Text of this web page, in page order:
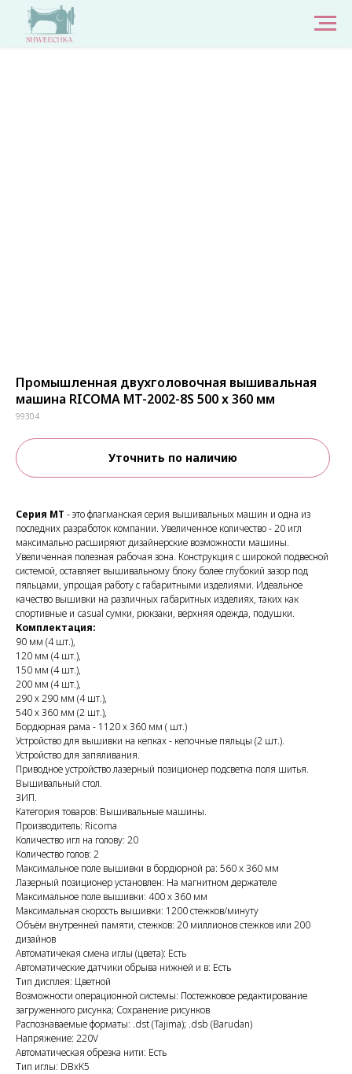
Промышленная двухголовочная вышивальная
машина RICOMA MT-2002-8S 500 x 360 мм
99304
Уточнить по наличию
Серия MT - это флагманская серия вышивальных машин и одна из
последних разработок компании. Увеличенное количество - 20 игл
максимально расширяют дизайнерские возможности машины.
Увеличенная полезная рабочая зона. Конструкция с широкой подвесной
системой, оставляет вышивальному блоку более глубокий зазор под
пяльцами, упрощая работу с габаритными изделиями. Идеальное
качество вышивки на различных габаритных изделиях, таких как
спортивные и casual сумки, рюкзаки, верхняя одежда, подушки.
Комплектация:
90 мм (4 шт.),
120 мм (4 шт.),
150 мм (4 шт.),
200 мм (4 шт.),
290 х 290 мм (4 шт.),
540 х 360 мм (2 шт.),
Бордюрная рама - 1120 х 360 мм ( шт.)
Устройство для вышивки на кепках - кепочные пяльцы (2 шт.).
Устройство для запяливания.
Приводное устройство лазерный позиционер подсветка поля шитья.
Вышивальный стол.
ЗИП.
Категория товаров: Вышивальные машины.
Производитель: Ricoma
Количество игл на голову: 20
Количество голов: 2
Максимальное поле вышивки в бордюрной ра: 560 x 360 мм
Лазерный позиционер установлен: На магнитном держателе
Максимальное поле вышивки: 400 x 360 мм
Максимальная скорость вышивки: 1200 стежков/минуту
Объём внутренней памяти, стежков: 20 миллионов стежков или 200
дизайнов
Автоматичекая смена иглы (цвета): Есть
Автоматические датчики обрыва нижней и в: Есть
Тип дисплея: Цветной
Возможности операционной системы: Постежковое редактирование
загруженного рисунка; Сохранение рисунков
Распознаваемые форматы: .dst (Tajima); .dsb (Barudan)
Напряжение: 220V
Автоматическая обрезка нити: Есть
Тип иглы: DBxK5